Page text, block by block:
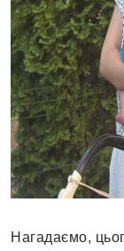
Нагадаємо,